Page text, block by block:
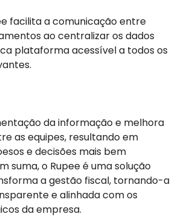
facilita a comunicação entre
ao centralizar os dados
plataforma acessível a todos os
da informação e melhora
as equipes, resultando em
e decisões mais bem
suma, o Rupee é uma solução
a gestão fiscal, tornando-a
e alinhada com os
da empresa.